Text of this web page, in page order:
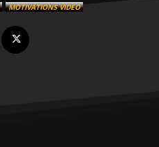
MOTIVATIONS VIDEO